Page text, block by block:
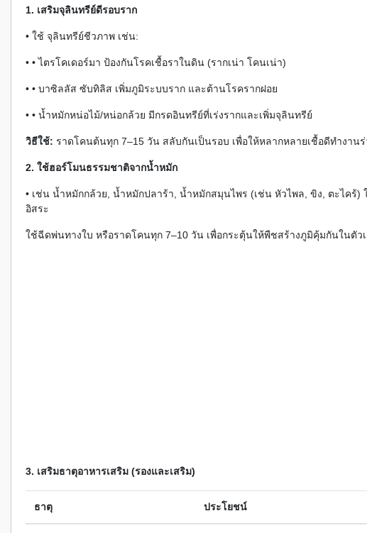
1. เสริมจุลินทรีย์ดีรอบราก
• ใช้ จุลินทรีย์ชีวภาพ เช่น:
• • ไตรโคเดอร์มา ป้องกันโรคเชื้อราในดิน (รากเน่า โคนเน่า)
• • บาซิลลัส ซับทิลิส เพิ่มภูมิระบบราก และต้านโรครากฝอย
• • น้ำหมักหน่อไม้/หน่อกล้วย มีกรดอินทรีย์ที่เร่งรากและเพิ่มจุลินทรีย์
วิธีใช้: ราดโคนต้นทุก 7–15 วัน สลับกันเป็นรอบ เพื่อให้หลากหลายเชื้อดีทำงาน
2. ใช้ฮอร์โมนธรรมชาติจากน้ำหมัก
• เช่น น้ำหมักกล้วย, น้ำหมักปลาร้า, น้ำหมักสมุนไพร (เช่น หัวไพล, ขิง, ตะไค
อิสระ
ใช้ฉีดพ่นทางใบ หรือราดโคนทุก 7–10 วัน เพื่อกระตุ้นให้พืชสร้างภูมิคุ้มกันในตัวเ
3. เสริมธาตุอาหารเสริม (รองและเสริม)
ธาตุ ประโยชน์